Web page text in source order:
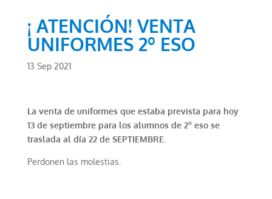
¡ ATENCIÓN! VENTA
UNIFORMES 2º ESO
13 Sep 2021
La venta de uniformes que estaba prevista para hoy
13 de septiembre para los alumnos de 2º eso se
traslada al día 22 de SEPTIEMBRE.
Perdonen las molestias.